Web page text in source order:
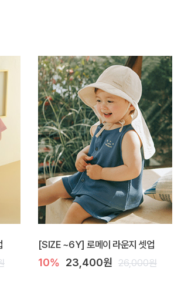
[SIZE ~6Y] 로메이 라운지 셋업
10% 23,400원 26,000원